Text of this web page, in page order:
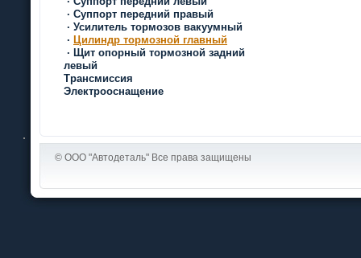
· Суппорт передний правый
· Усилитель тормозов вакуумный
· Цилиндр тормозной главный
· Щит опорный тормозной задний
левый
Трансмиссия
Электрооснащение
© ООО "Автодеталь" Все права защищены